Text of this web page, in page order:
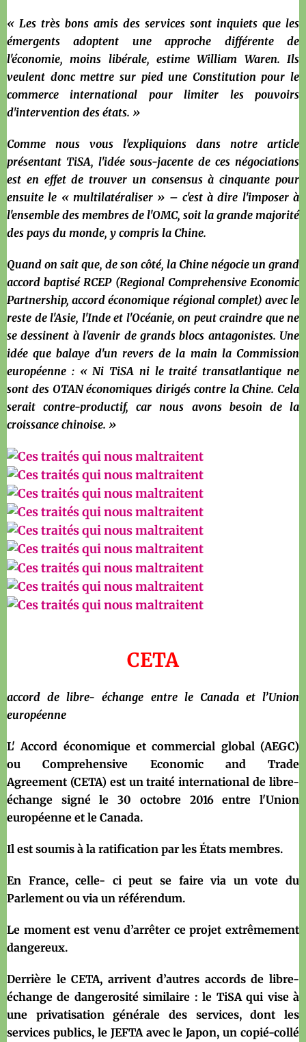
« Les très bons amis des services sont inquiets que les
émergents adoptent une approche différente de
l'économie, moins libérale, estime William Waren. Ils
veulent donc mettre sur pied une Constitution pour le
commerce international pour limiter les pouvoirs
d'intervention des états. »
Comme nous vous l'expliquions dans notre article
présentant TiSA, l'idée sous-jacente de ces négociations
est en effet de trouver un consensus à cinquante pour
ensuite le « multilatéraliser » – c'est à dire l'imposer à
l'ensemble des membres de l'OMC, soit la grande majorité
des pays du monde, y compris la Chine.
Quand on sait que, de son côté, la Chine négocie un grand
accord baptisé RCEP (Regional Comprehensive Economic
Partnership, accord économique régional complet) avec le
reste de l'Asie, l'Inde et l'Océanie, on peut craindre que ne
se dessinent à l'avenir de grands blocs antagonistes. Une
idée que balaye d'un revers de la main la Commission
européenne : « Ni TiSA ni le traité transatlantique ne
sont des OTAN économiques dirigés contre la Chine. Cela
serait contre-productif, car nous avons besoin de la
croissance chinoise. »
CETA
accord de libre- échange entre le Canada et l’Union
européenne
L' Accord économique et commercial global (AEGC)
ou Comprehensive Economic and Trade
Agreement (CETA) est un traité international de libre-
échange signé le 30 octobre 2016 entre l'Union
européenne et le Canada.
Il est soumis à la ratification par les États membres.
En France, celle- ci peut se faire via un vote du
Parlement ou via un référendum.
Le moment est venu d’arrêter ce projet extrêmement
dangereux.
Derrière le CETA, arrivent d’autres accords de libre-
échange de dangerosité similaire : le TiSA qui vise à
une privatisation générale des services, dont les
services publics, le JEFTA avec le Japon, un copié-collé